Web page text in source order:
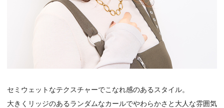
セミウェットなテクスチャーでこなれ感のあるスタイル。
大きくリッジのあるランダムなカールでやわらかさと大人な雰囲気